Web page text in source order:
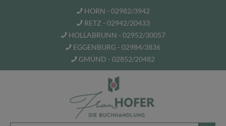
HORN - 02982/3942
RETZ - 02942/20433
HOLLABRUNN - 02952/30057
EGGENBURG - 02984/3836
GMÜND - 02852/20482